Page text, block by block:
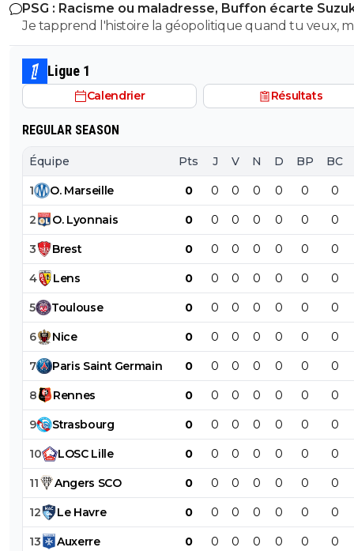
stupidité jai meme pas envie d'en discuter avec toi ca
cultiver et je suis meme pas sûr que tu sois en
comprendre quoi que ce soit vu tes entecedent ici ..
je t'ai dis commence deja par apprendre a lire un texte
simple et surtout a le comprendre
PSG : Racisme ou maladresse, Buffon écarte
Je tapprend l'histoire la géopolitique quand tu veux,
déjà commence a apprendre et a comprendre un texte
simple parceque visiblement t'as eu du mal avec le
88 🤣😂🫵 On verra pour le reste ensuite si t'es sage
Ligue 1
Calendrier Résultats
REGULAR SEASON
Équipe Pts J V N D BP BC
1 O. Marseille 0 0 0 0 0 0 0
2 O. Lyonnais 0 0 0 0 0 0 0
3 Brest 0 0 0 0 0 0 0
4 Lens 0 0 0 0 0 0 0
5 Toulouse 0 0 0 0 0 0 0
6 Nice 0 0 0 0 0 0 0
7 Paris Saint Germain 0 0 0 0 0 0 0
8 Rennes 0 0 0 0 0 0 0
9 Strasbourg 0 0 0 0 0 0 0
10 LOSC Lille 0 0 0 0 0 0 0
11 Angers SCO 0 0 0 0 0 0 0
12 Le Havre 0 0 0 0 0 0 0
13 Auxerre 0 0 0 0 0 0 0